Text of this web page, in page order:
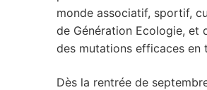
monde associatif, sportif,
de Génération Ecologie, et
des mutations efficaces en
Dès la rentrée de